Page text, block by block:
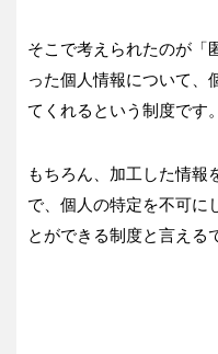
そこで考えられたのが「
った個人情報について、
てくれるという制度です。
もちろん、加工した情報
で、個人の特定を不可に
とができる制度と言える